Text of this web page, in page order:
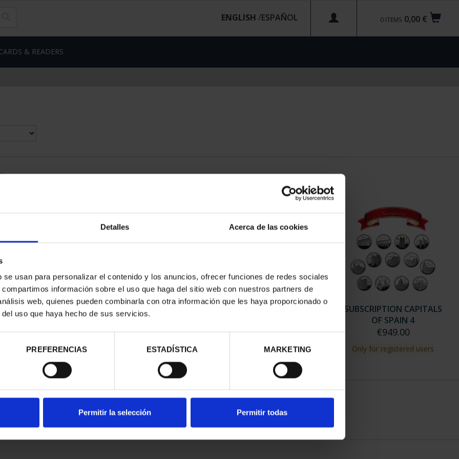
Detalles Acerca de las cookies
usan para personalizar el contenido y los anuncios, ofrecer funciones de redes sociales
información sobre el uso que haga del sitio web con nuestros partners de
web, quienes pueden combinarla con otra información que les haya proporcionado o
uso que haya hecho de sus servicios.
PREFERENCIAS ESTADÍSTICA MARKETING
Permitir la selección Permitir todas
0,00 €
0 ITEMS
ENGLISH /
& READERS
CAPITALS
1
users
SUBSCRIPTION CAPITALS
OF SPAIN 2
€949.00
Only for registered users
SUBSCRIPTION CAPITALS
€949.00
Only for registered users
SUBSCRIPTION CAPITALS
OF SPAIN 4
€949.00
Only for registered users